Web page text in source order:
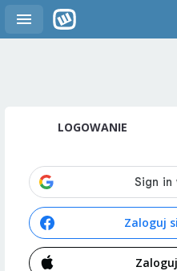
LOGOWANIE
Zaloguj